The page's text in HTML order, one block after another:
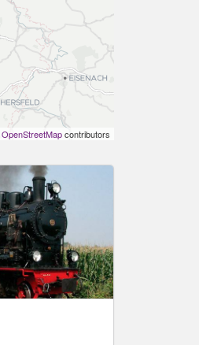
OpenStreetMapcontributors